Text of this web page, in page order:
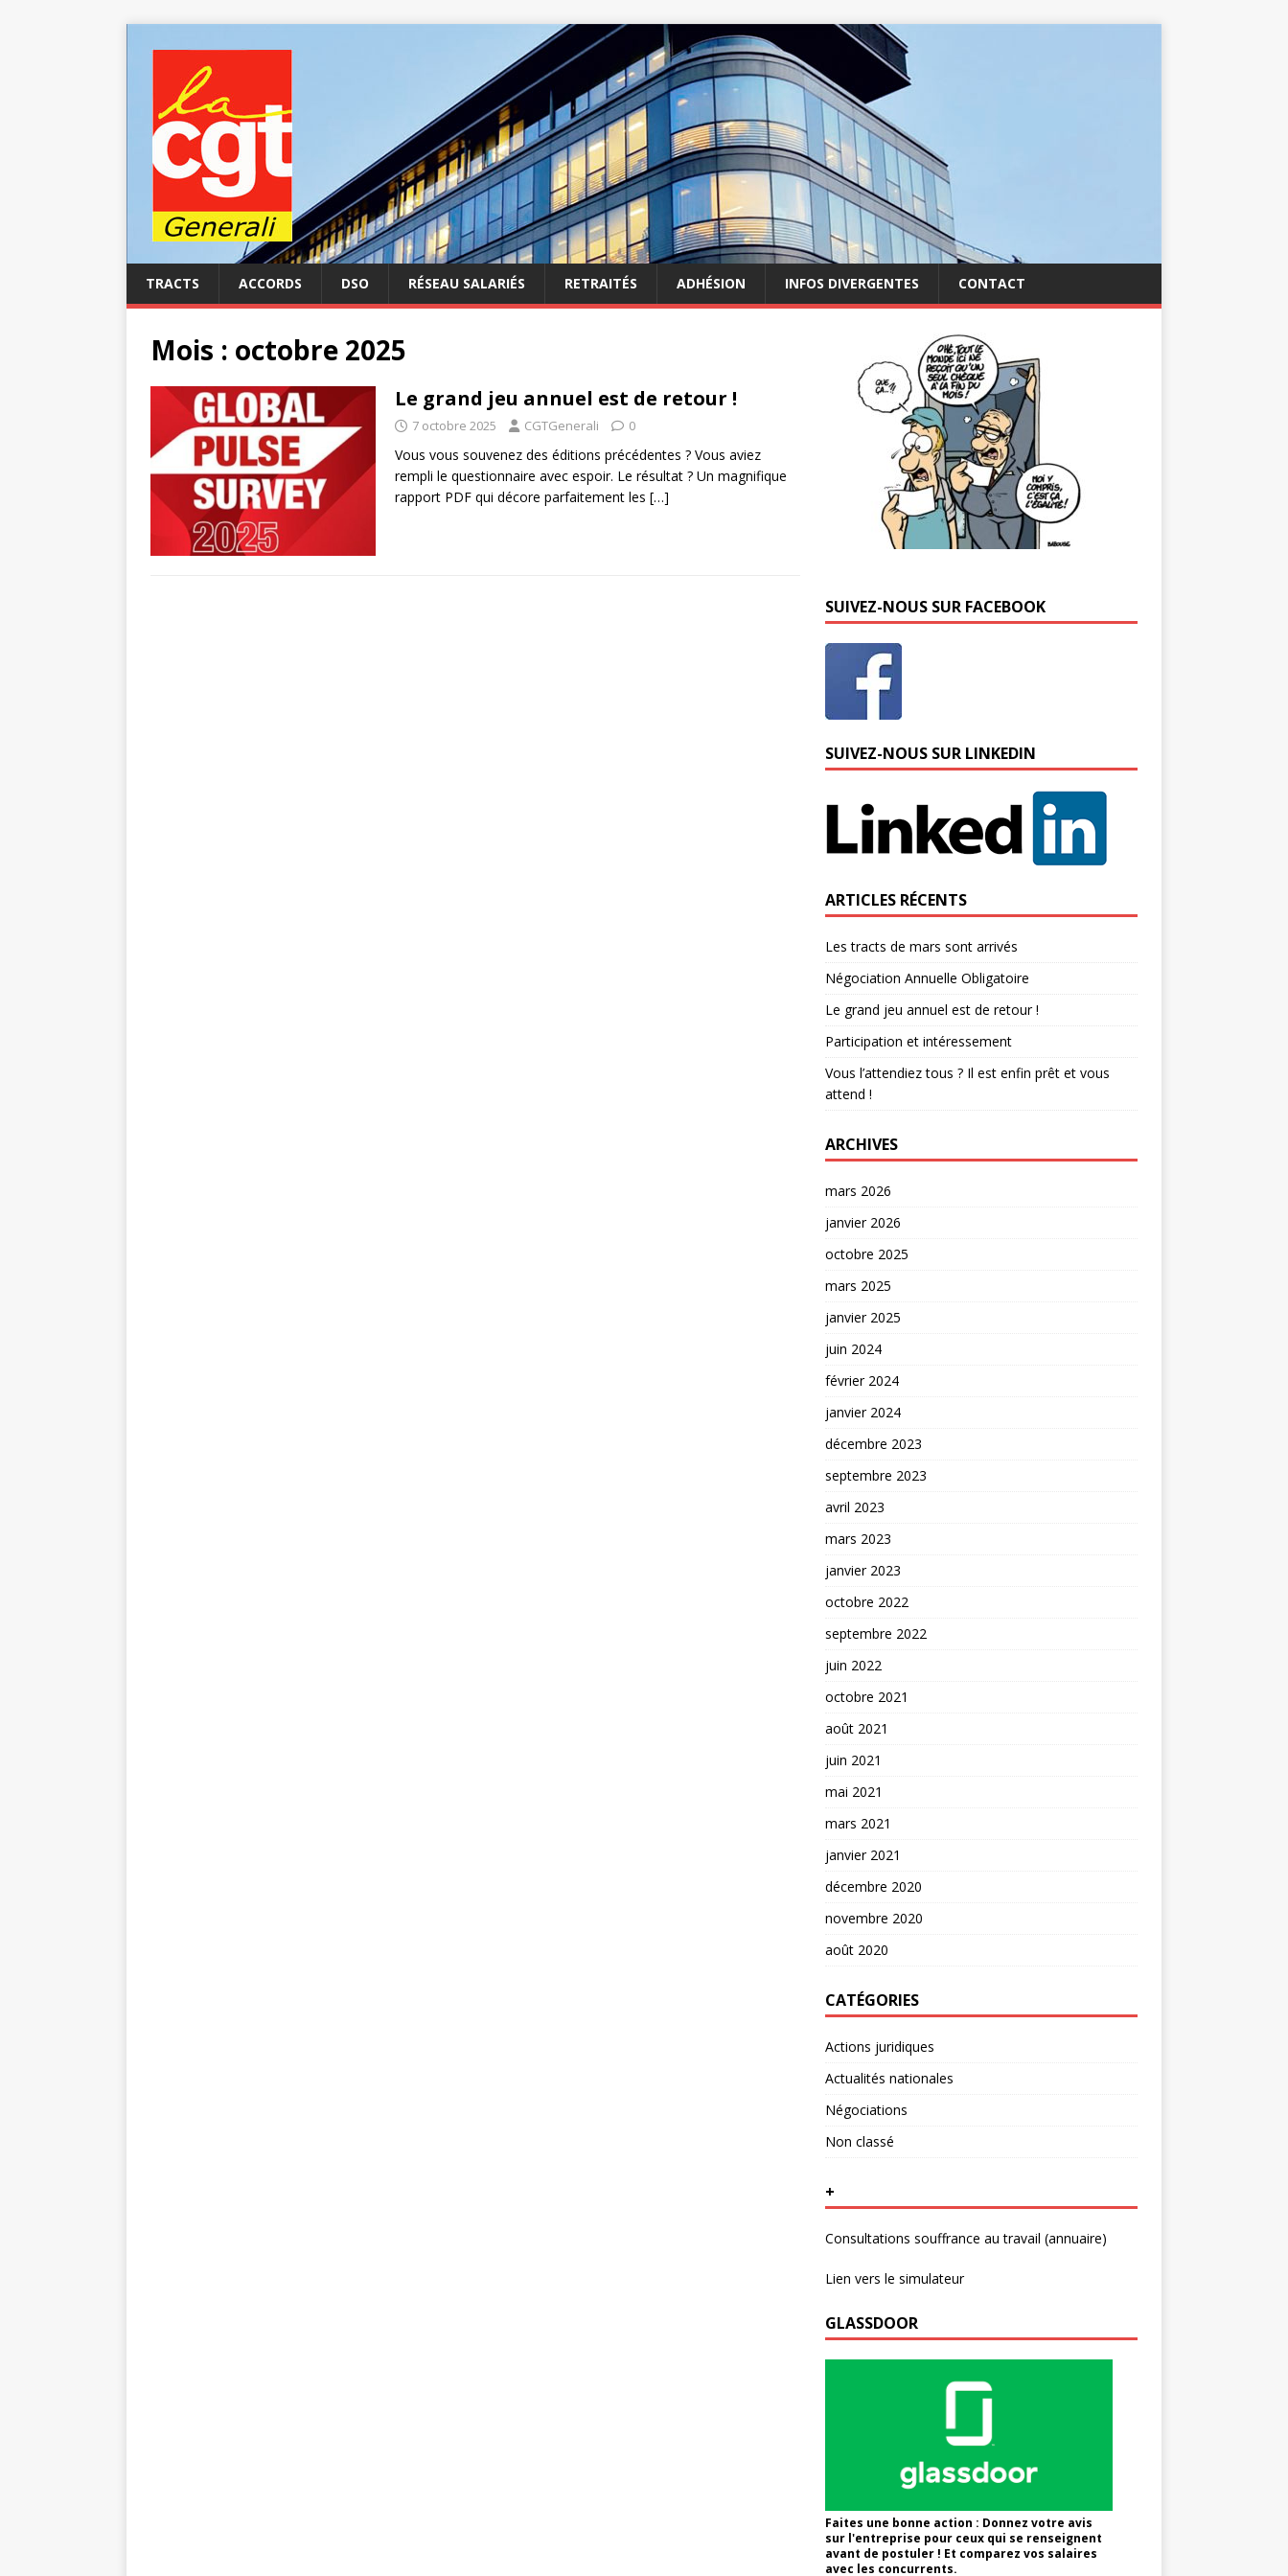
TRACTS ACCORDS DSO RÉSEAU SALARIÉS RETRAITÉS ADHÉSION INFOS DIVERGENTES CONTACT
Mois : octobre 2025
Le grand jeu annuel est de retour !
7 octobre 2025 CGTGenerali 0
Vous vous souvenez des éditions précédentes ? Vous aviez
rempli le questionnaire avec espoir. Le résultat ? Un magnifique
rapport PDF qui décore parfaitement les […]
SUIVEZ-NOUS SUR FACEBOOK
SUIVEZ-NOUS SUR LINKEDIN
ARTICLES RÉCENTS
Les tracts de mars sont arrivés
Négociation Annuelle Obligatoire
Le grand jeu annuel est de retour !
Participation et intéressement
Vous l’attendiez tous ? Il est enfin prêt et vous
attend !
ARCHIVES
mars 2026
janvier 2026
octobre 2025
mars 2025
janvier 2025
juin 2024
février 2024
janvier 2024
décembre 2023
septembre 2023
avril 2023
mars 2023
janvier 2023
octobre 2022
septembre 2022
juin 2022
octobre 2021
août 2021
juin 2021
mai 2021
mars 2021
janvier 2021
décembre 2020
novembre 2020
août 2020
CATÉGORIES
Actions juridiques
Actualités nationales
Négociations
Non classé
+
Consultations souffrance au travail (annuaire)
Lien vers le simulateur
GLASSDOOR
Faites une bonne action : Donnez votre avis
sur l'entreprise pour ceux qui se renseignent
avant de postuler ! Et comparez vos salaires
avec les concurrents.